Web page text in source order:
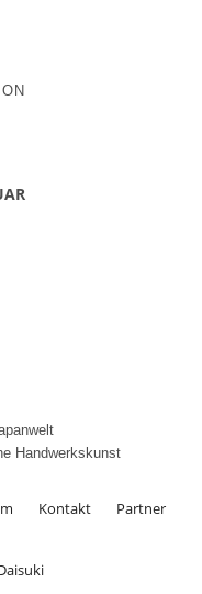
Kontakt
Partner